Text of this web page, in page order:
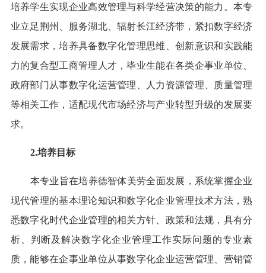
培养学生实现企业高效管理与科学经营决策的能力。本专
业立足荆州、服务湖北、辐射长江经济带，紧扣数字经济
发展需求，培养具备数字化管理思维、创新意识和实践能
力的复合型工商管理人才，毕业生能在各类企事业单位、
政府部门从事数字化运营管理、人力资源管理、质量管理
等相关工作，适配现代市场经济与产业转型升级的发展要
求。
2.培养目标
本专业旨在培养德智体美劳全面发展，系统掌握企业
现代管理的基本理论知识和数字化企业管理技术方法，熟
悉数字化时代企业管理的相关方针、政策和法规，具有分
析、判断及解决数字化企业管理工作实际问题的专业素
质，能够在企事业单位从事数字化企业运营管理、营销管